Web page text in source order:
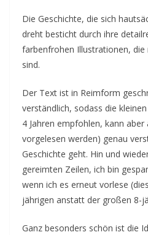
Die Geschichte, die sich
dreht besticht durch ihre
farbenfrohen Illustrationen,
sind.
Der Text ist in Reimform
verständlich, sodass die
4 Jahren empfohlen, kann aber
vorgelesen werden) genau
Geschichte geht. Hin und
gereimten Zeilen, ich bin
wenn ich es erneut vorlese
jährigen anstatt der großen 8-
Ganz besonders schön ist die